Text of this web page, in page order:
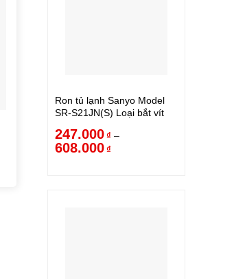
Ron tủ lạnh Sanyo Model
SR-S21JN(S) Loại bắt vít
247.000 ₫ –
608.000 ₫